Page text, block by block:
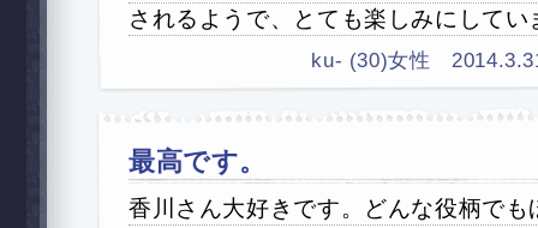
されるようで、とても楽しみにしてい
ku- (30)女性
最高です。
香川さん大好きです。どんな役柄でも